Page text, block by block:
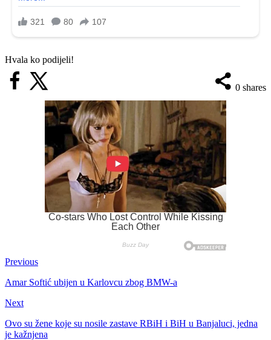
Hvala ko podijeli!
0 shares
Previous
Amar Softić ubijen u Karlovcu zbog BMW-a
Next
Ovo su žene koje su nosile zastave RBiH i BiH u Banjaluci, jedna
je kažnjena